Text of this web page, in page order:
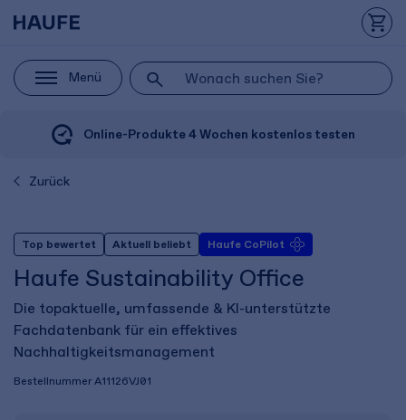
Menü
Online-Produkte 4 Wochen kostenlos testen
Zurück
Top bewertet Aktuell beliebt Haufe CoPilot
Haufe Sustainability Office
Die topaktuelle, umfassende & KI-unterstützte
Fachdatenbank für ein effektives
Nachhaltigkeitsmanagement
Bestellnummer A11126VJ01